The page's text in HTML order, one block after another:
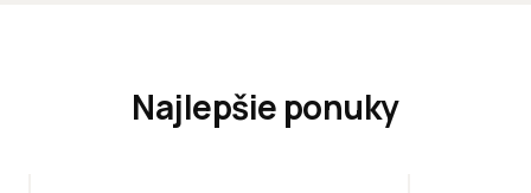
Najlepšie ponuky